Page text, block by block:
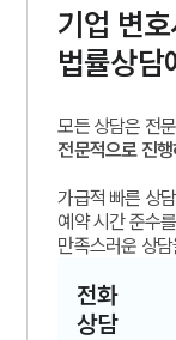
기업 변
법률상담
모든 상담은 전
전문적으로 진
가급적 빠른 상
예약 시간 준수
만족스러운 상
전화
상담